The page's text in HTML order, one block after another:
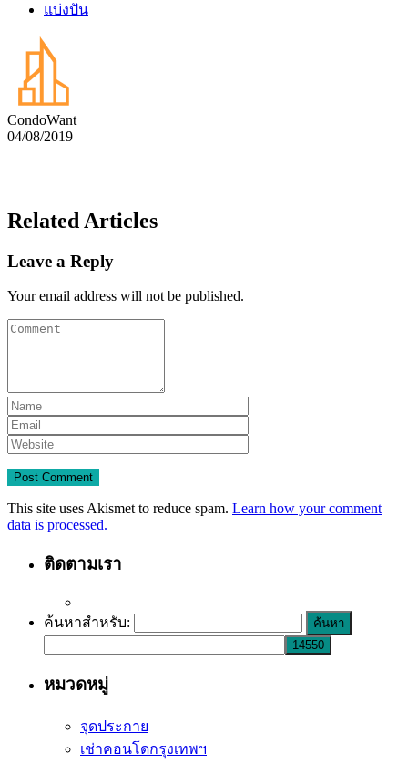
แบ่งปัน
CondoWant
04/08/2019
Related Articles
Leave a Reply
Your email address will not be published.
This site uses Akismet to reduce spam. Learn how your comment
data is processed.
ติดตามเรา
ค้นหาสำหรับ:
หมวดหมู่
จุดประกาย
เช่าคอนโดกรุงเทพฯ